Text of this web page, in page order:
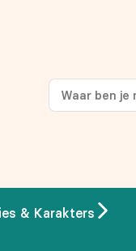
& Karakters
op je eerste